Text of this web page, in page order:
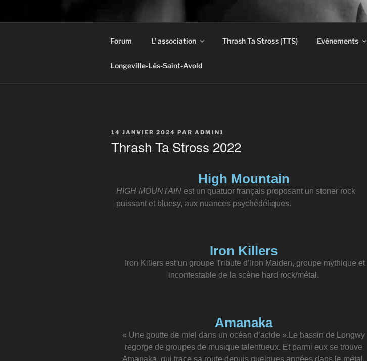
NIE GENUG CLUB
Forum L’ association Thrash Ta Stross (TTS) Evénements
Longeville-Lès-Saint-Avold
14 JANVIER 2024 PAR ADMIN1
Thrash Ta Stross 2022
High Mountain
HIGH MOUNTAIN est un quatuor français proposant un stoner rock
puissant et bluesy, aux nuances psychédéliques.
Iron Killers
Iron Killers est un groupe Tribute d’Iron Maiden, groupe mythique et
incontestable de la scène hard rock/métal.
Amanaka
« Une goutte de miel dans un océan d’acide ».Le bassin de Longwy
regorge de groupes de musique talentueux. Et parmi eux se trouve